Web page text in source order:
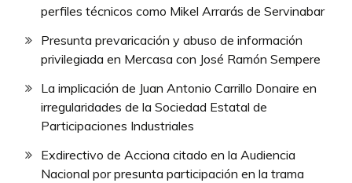
perfiles técnicos como Mikel Arrarás de Servinabar
Presunta prevaricación y abuso de información
privilegiada en Mercasa con José Ramón Sempere
La implicación de Juan Antonio Carrillo Donaire en
irregularidades de la Sociedad Estatal de
Participaciones Industriales
Exdirectivo de Acciona citado en la Audiencia
Nacional por presunta participación en la trama